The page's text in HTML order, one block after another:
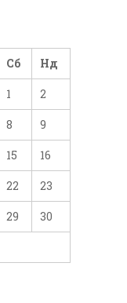
Сб Нд
1 2
8 9
15 16
22 23
29 30